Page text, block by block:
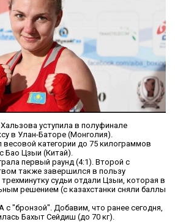
уступила в полуфинале
в Улан-Баторе (Монголия).
категории до 75 килограммов
Бао Цзыи (Китай).
первый раунд (4:1). Второй с
также завершился в пользу
судьи отдали Цзыи, которая в
решением (с казахстанки сняли баллы
"бронзой". Добавим, что ранее сегодня,
Бахыт Сейдиш (до 70 кг).